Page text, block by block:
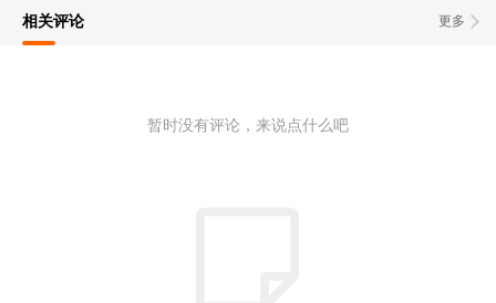
更多
相关评论
暂时没有评论，来说点什么吧